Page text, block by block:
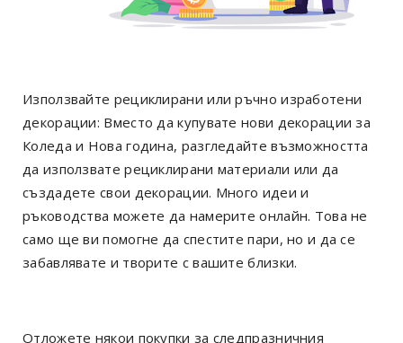
Използвайте рециклирани или ръчно изработени
декорации: Вместо да купувате нови декорации за
Коледа и Нова година, разгледайте възможността
да използвате рециклирани материали или да
създадете свои декорации. Много идеи и
ръководства можете да намерите онлайн. Това не
само ще ви помогне да спестите пари, но и да се
забавлявате и творите с вашите близки.
Отложете някои покупки за следпразничния